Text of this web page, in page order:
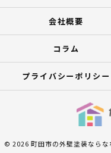
会社概要
コラム
プライバシーポリシー
© 2026 町田市の外壁塗装ならな